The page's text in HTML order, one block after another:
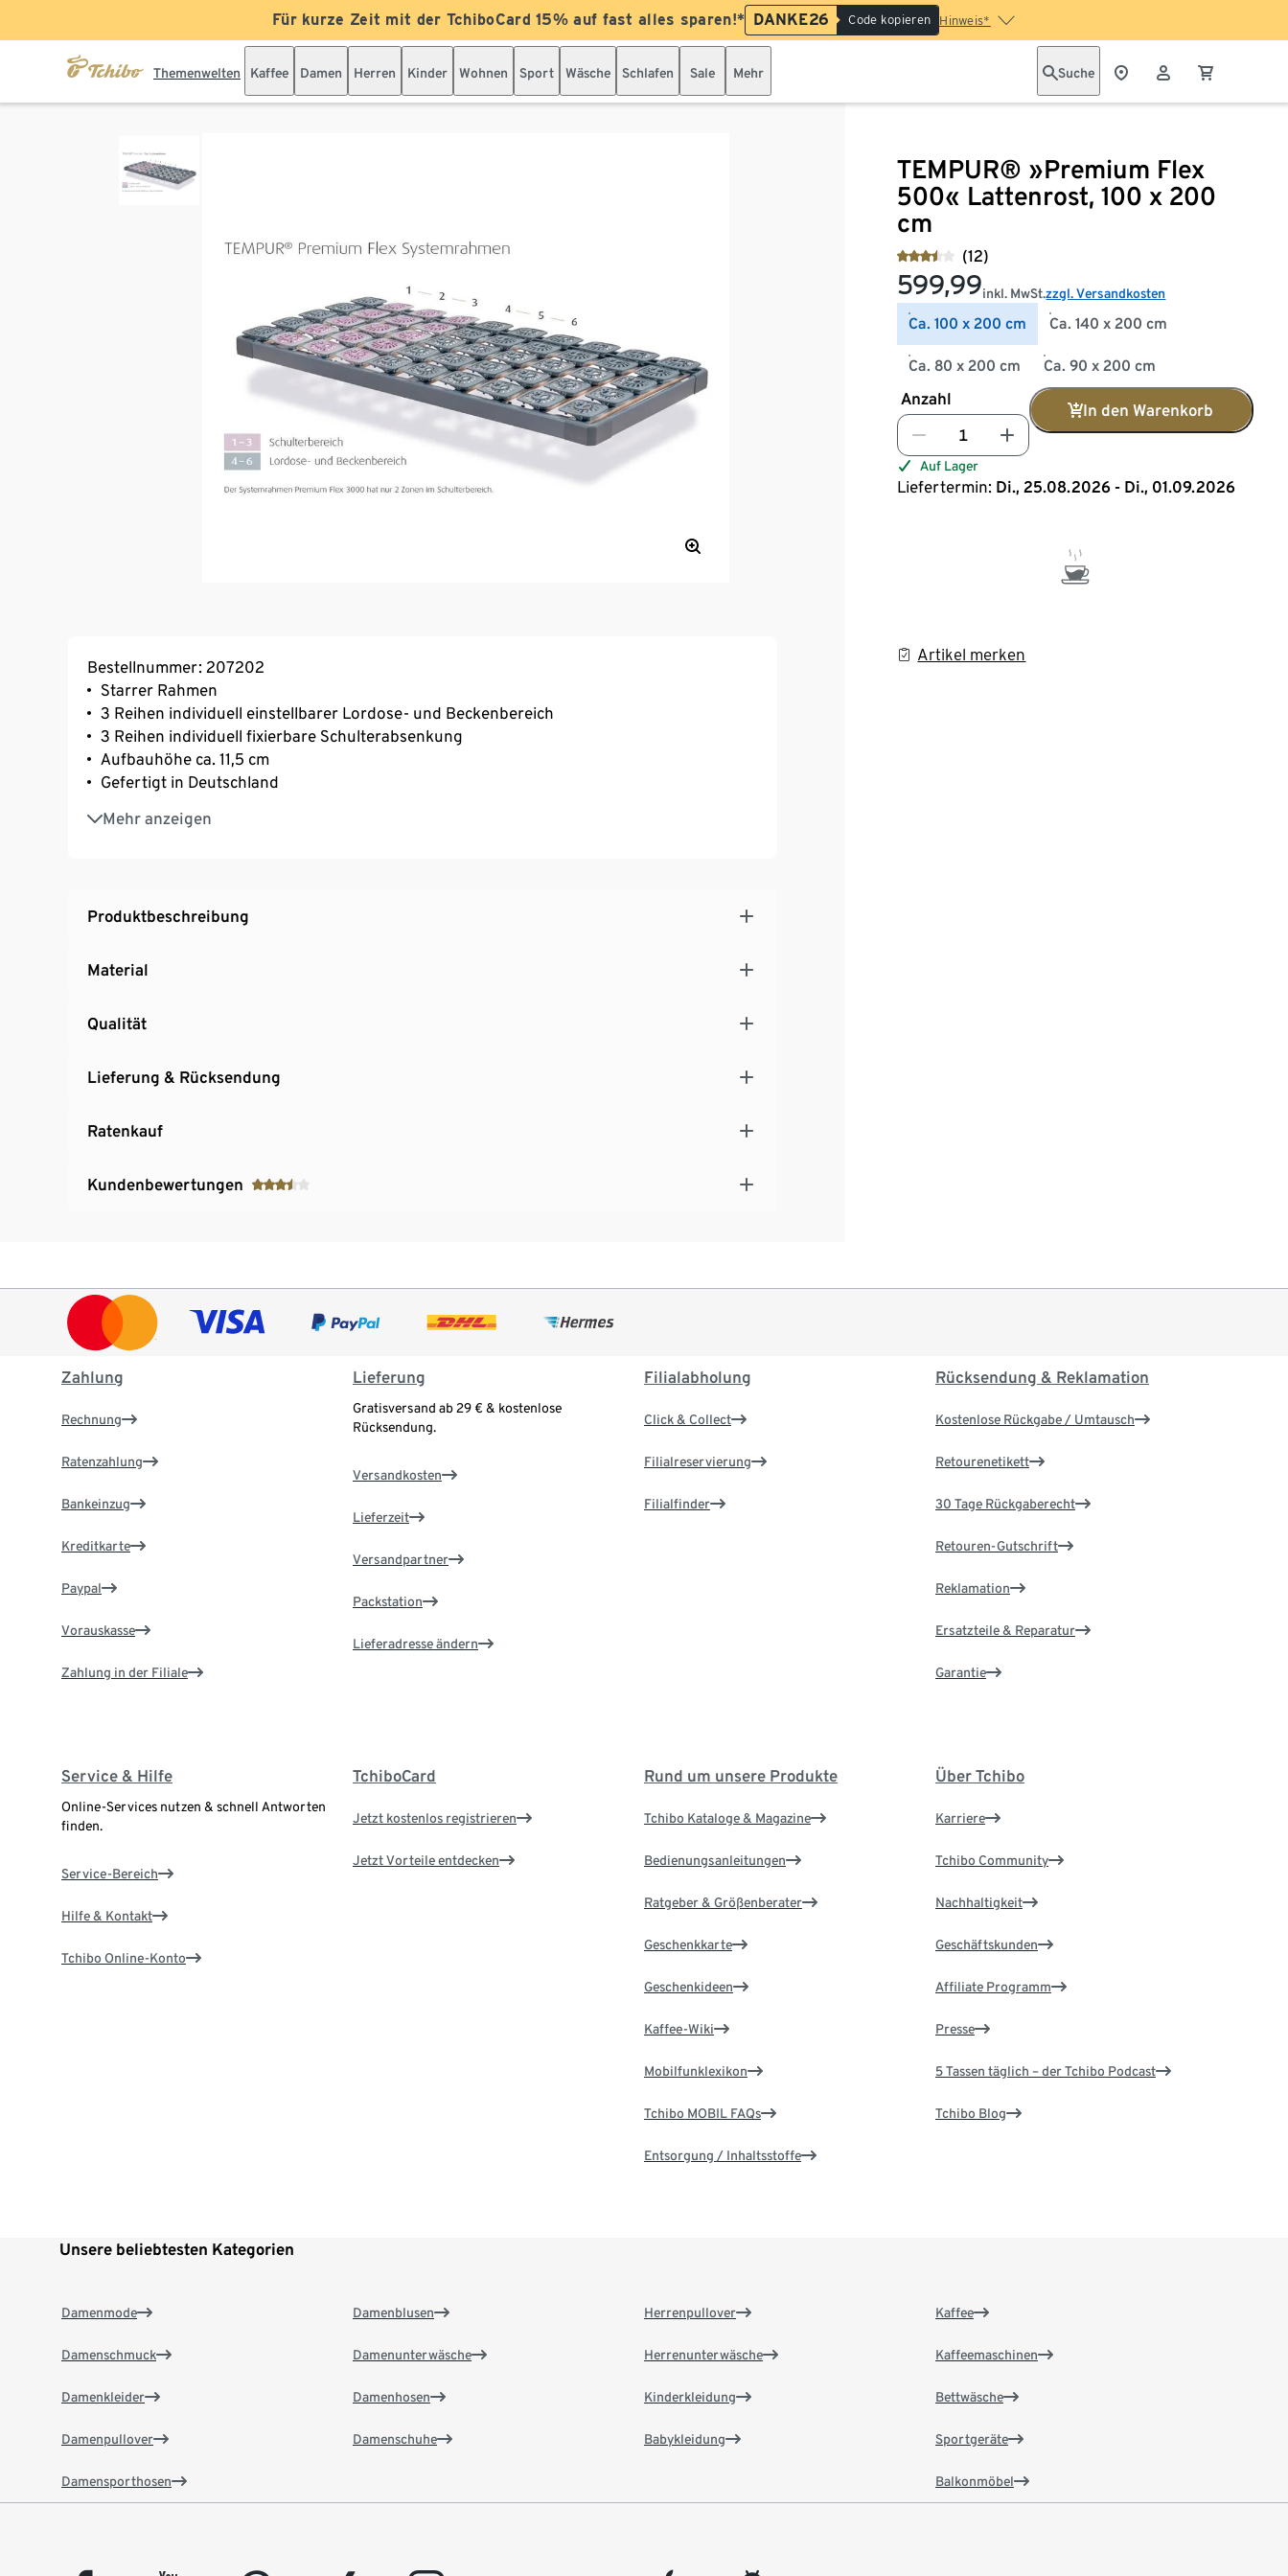
Für kurze Zeit mit der TchiboCard 15% auf fast alles sparen!* DANKE26 Code kopieren Hinweis*
Themenwelten Kaffee Damen Herren Kinder Wohnen Sport Wäsche Schlafen Sale Mehr Suche
TEMPUR® »Premium Flex
500« Lattenrost, 100 x 200
cm
(12)
599,99inkl. MwSt.zzgl. Versandkosten
Ca. 100 x 200 cm Ca. 140 x 200 cm
Ca. 80 x 200 cm Ca. 90 x 200 cm
Anzahl
In den Warenkorb
Auf Lager
Liefertermin: Di., 25.08.2026 - Di., 01.09.2026
Artikel merken
Bestellnummer: 207202
Starrer Rahmen
3 Reihen individuell einstellbarer Lordose- und Beckenbereich
3 Reihen individuell fixierbare Schulterabsenkung
Aufbauhöhe ca. 11,5 cm
Gefertigt in Deutschland
Mehr anzeigen
10 Jahre Herstellergarantie
Produktbeschreibung
Material
Qualität
Lieferung & Rücksendung
Ratenkauf
Kundenbewertungen
Zahlung
Rechnung
Ratenzahlung
Bankeinzug
Kreditkarte
Paypal
Vorauskasse
Zahlung in der Filiale
Lieferung
Gratisversand ab 29 € & kostenlose
Rücksendung.
Versandkosten
Lieferzeit
Versandpartner
Packstation
Lieferadresse ändern
Filialabholung
Click & Collect
Filialreservierung
Filialfinder
Rücksendung & Reklamation
Kostenlose Rückgabe / Umtausch
Retourenetikett
30 Tage Rückgaberecht
Retouren-Gutschrift
Reklamation
Ersatzteile & Reparatur
Garantie
Service & Hilfe
Online-Services nutzen & schnell Antworten
finden.
Service-Bereich
Hilfe & Kontakt
Tchibo Online-Konto
TchiboCard
Jetzt kostenlos registrieren
Jetzt Vorteile entdecken
Rund um unsere Produkte
Tchibo Kataloge & Magazine
Bedienungsanleitungen
Ratgeber & Größenberater
Geschenkkarte
Geschenkideen
Kaffee-Wiki
Mobilfunklexikon
Tchibo MOBIL FAQs
Entsorgung / Inhaltsstoffe
Über Tchibo
Karriere
Tchibo Community
Nachhaltigkeit
Geschäftskunden
Affiliate Programm
Presse
5 Tassen täglich – der Tchibo Podcast
Tchibo Blog
Unsere beliebtesten Kategorien
Damenmode
Damenschmuck
Damenkleider
Damenpullover
Damensporthosen
Damenblusen
Damenunterwäsche
Damenhosen
Damenschuhe
Herrenpullover
Herrenunterwäsche
Kinderkleidung
Babykleidung
Kaffee
Kaffeemaschinen
Bettwäsche
Sportgeräte
Balkonmöbel